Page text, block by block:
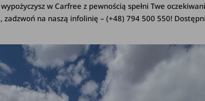
w Carfree z pewnością spełni Twe
na naszą infolinię – (+48) 794 500 550!